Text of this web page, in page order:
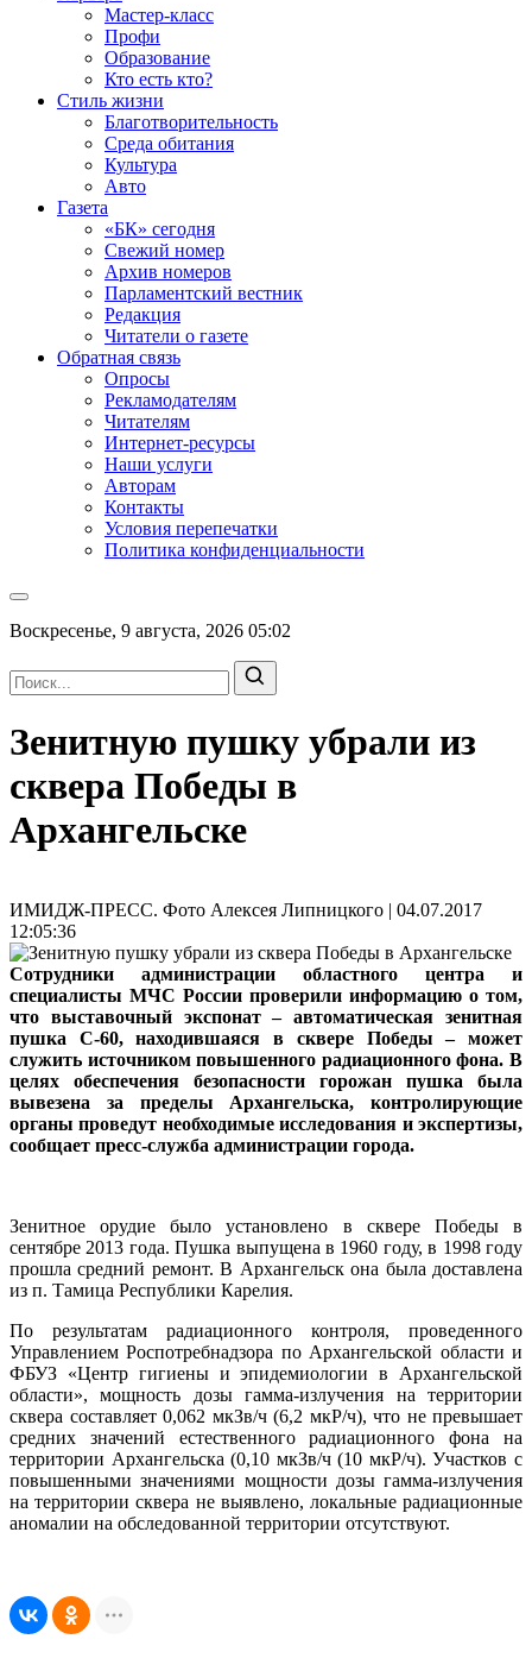
Мастер-класс
Профи
Образование
Кто есть кто?
Стиль жизни
Благотворительность
Среда обитания
Культура
Авто
Газета
«БК» сегодня
Свежий номер
Архив номеров
Парламентский вестник
Редакция
Читатели о газете
Обратная связь
Опросы
Рекламодателям
Читателям
Интернет-ресурсы
Наши услуги
Авторам
Контакты
Условия перепечатки
Политика конфиденциальности
Воскресенье, 9 августа, 2026 05:02
Зенитную пушку убрали из
сквера Победы в
Архангельске
ИМИДЖ-ПРЕСС. Фото Алексея Липницкого | 04.07.2017
12:05:36
Сотрудники администрации областного центра и
специалисты МЧС России проверили информацию о том,
что выставочный экспонат – автоматическая зенитная
пушка С-60, находившаяся в сквере Победы – может
служить источником повышенного радиационного фона. В
целях обеспечения безопасности горожан пушка была
вывезена за пределы Архангельска, контролирующие
органы проведут необходимые исследования и экспертизы,
сообщает пресс-служба администрации города.
Зенитное орудие было установлено в сквере Победы в
сентябре 2013 года. Пушка выпущена в 1960 году, в 1998 году
прошла средний ремонт. В Архангельск она была доставлена
из п. Тамица Республики Карелия.
По результатам радиационного контроля, проведенного
Управлением Роспотребнадзора по Архангельской области и
ФБУЗ «Центр гигиены и эпидемиологии в Архангельской
области», мощность дозы гамма-излучения на территории
сквера составляет 0,062 мкЗв/ч (6,2 мкР/ч), что не превышает
средних значений естественного радиационного фона на
территории Архангельска (0,10 мкЗв/ч (10 мкР/ч). Участков с
повышенными значениями мощности дозы гамма-излучения
на территории сквера не выявлено, локальные радиационные
аномалии на обследованной территории отсутствуют.